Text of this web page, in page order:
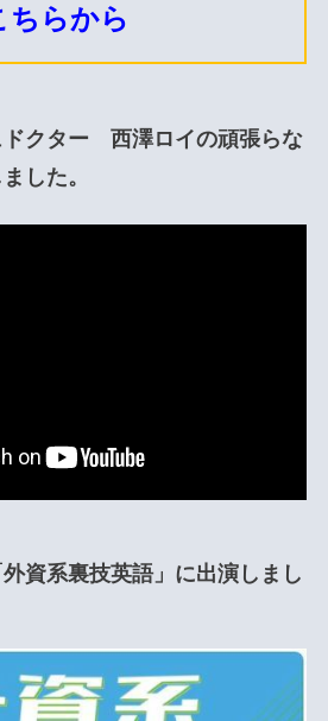
ちらから
ドクター 西澤ロイの頑張らな
した。
資系裏技英語」に出演しまし